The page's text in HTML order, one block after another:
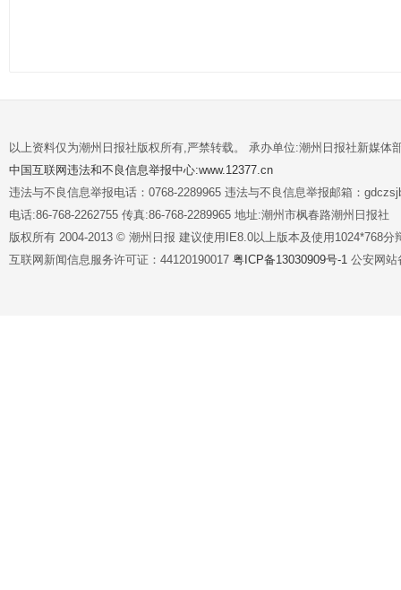
以上资料仅为潮州日报社版权所有,严禁转载。 承办单位:潮州日报社新媒体
中国互联网违法和不良信息举报中心:www.12377.cn
违法与不良信息举报电话：0768-2289965 违法与不良信息举报邮箱：
电话:86-768-2262755 传真:86-768-2289965 地址:潮州市枫春路潮州日报社
版权所有 2004-2013 © 潮州日报 建议使用IE8.0以上版本及使用1024*768分
互联网新闻信息服务许可证：44120190017 粤ICP备13030909号-1 公安网站